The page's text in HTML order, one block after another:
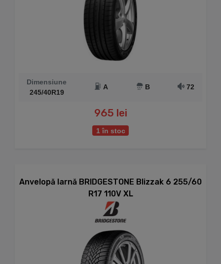
Dimensiune
245/40R19
A B 72
965 lei
1 în stoc
Anvelopă Iarnă BRIDGESTONE Blizzak 6 255/60
R17 110V XL